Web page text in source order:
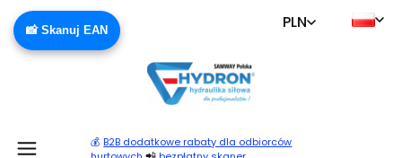
📸 Skanuj EAN PLN
💰 B2B dodatkowe rabaty dla odbiorców